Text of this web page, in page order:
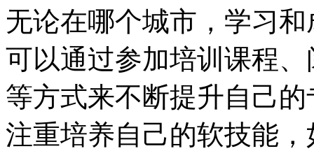
无论在哪个城市，学习
可以通过参加培训课程
等方式来不断提升自己
注重培养自己的软技能